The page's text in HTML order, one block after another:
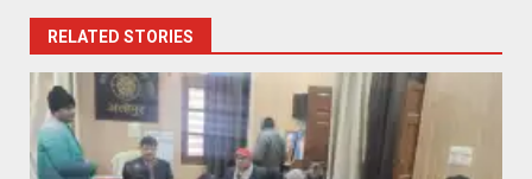
RELATED STORIES